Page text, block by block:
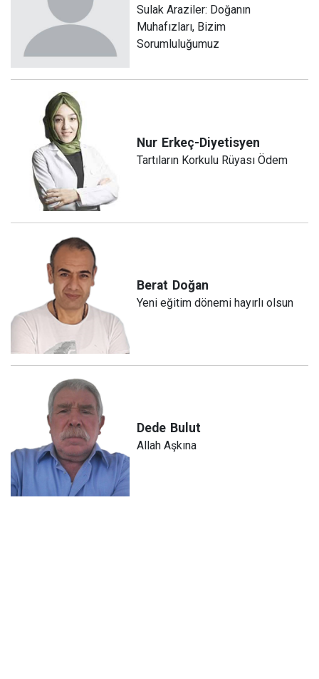
Sulak Araziler: Doğanın
Muhafızları, Bizim
Sorumluluğumuz
Nur Erkeç-Diyetisyen
Tartıların Korkulu Rüyası Ödem
Berat Doğan
Yeni eğitim dönemi hayırlı olsun
Dede Bulut
Allah Aşkına